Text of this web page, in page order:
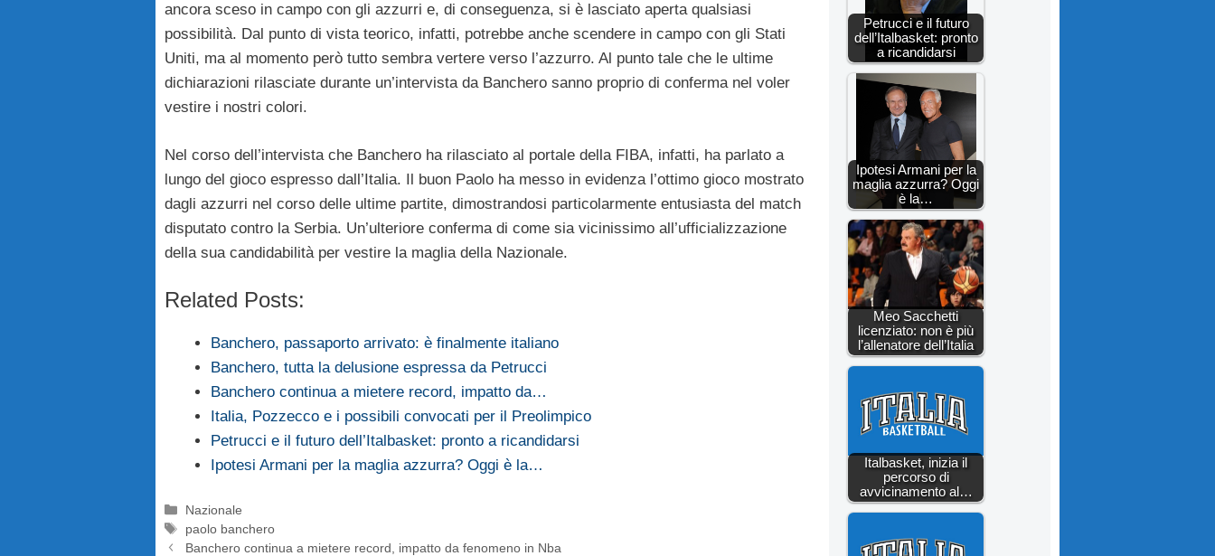
ancora sceso in campo con gli azzurri e, di conseguenza, si è lasciato aperta qualsiasi
possibilità. Dal punto di vista teorico, infatti, potrebbe anche scendere in campo con gli Stati
Uniti, ma al momento però tutto sembra vertere verso l’azzurro. Al punto tale che le ultime
dichiarazioni rilasciate durante un’intervista da Banchero sanno proprio di conferma nel voler
vestire i nostri colori.
Nel corso dell’intervista che Banchero ha rilasciato al portale della FIBA, infatti, ha parlato a
lungo del gioco espresso dall’Italia. Il buon Paolo ha messo in evidenza l’ottimo gioco mostrato
dagli azzurri nel corso delle ultime partite, dimostrandosi particolarmente entusiasta del match
disputato contro la Serbia. Un’ulteriore conferma di come sia vicinissimo all’ufficializzazione
della sua candidabilità per vestire la maglia della Nazionale.
Related Posts:
Banchero, passaporto arrivato: è finalmente italiano
Banchero, tutta la delusione espressa da Petrucci
Banchero continua a mietere record, impatto da…
Italia, Pozzecco e i possibili convocati per il Preolimpico
Petrucci e il futuro dell’Italbasket: pronto a ricandidarsi
Ipotesi Armani per la maglia azzurra? Oggi è la…
Categorie
Nazionale
Tag
paolo banchero
Banchero continua a mietere record, impatto da fenomeno in Nba
Petrucci e il futuro
dell’Italbasket: pronto
a ricandidarsi
Ipotesi Armani per la
maglia azzurra? Oggi
è la…
Meo Sacchetti
licenziato: non è più
l’allenatore dell’Italia
Italbasket, inizia il
percorso di
avvicinamento al…